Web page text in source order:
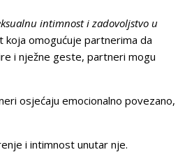
intimnost i zadovoljstvo u
koja omogućuje partnerima da
i nježne geste, partneri mogu
osjećaju emocionalno povezano,
i intimnost unutar nje.